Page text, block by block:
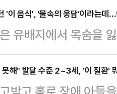
'이 음식', '물속의 웅담'이라는데
유배지에서 목숨을
서강을 따라 수려한
등의 특산물로 유명하
못해" 발달 수준 2~3세, '이 질환'